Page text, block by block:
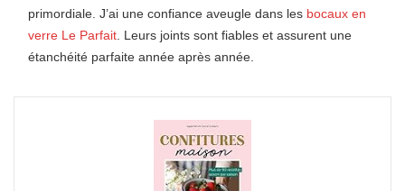
primordiale. J’ai une confiance aveugle dans les bocaux en
verre Le Parfait . Leurs joints sont fiables et assurent une
étanchéité parfaite année après année.